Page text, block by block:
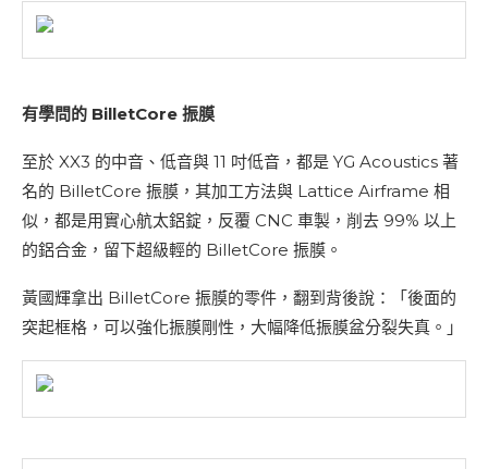
有學問的 BilletCore 振膜
至於 XX3 的中音、低音與 11 吋低音，都是 YG Acoustics 著
名的 BilletCore 振膜，其加工方法與 Lattice Airframe 相
似，都是用實心航太鋁錠，反覆 CNC 車製，削去 99% 以上
的鋁合金，留下超級輕的 BilletCore 振膜。
黃國輝拿出 BilletCore 振膜的零件，翻到背後說：「後面的
突起框格，可以強化振膜剛性，大幅降低振膜盆分裂失真。」